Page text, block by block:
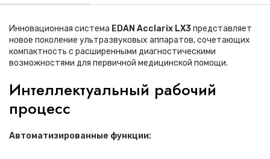
Инновационная система EDAN Acclarix LX3представляет
новое поколение ультразвуковых аппаратов, сочетающих
компактность с расширенными диагностическими
возможностями для первичной медицинской помощи.
Интеллектуальный рабочий
процесс
Автоматизированные функции: